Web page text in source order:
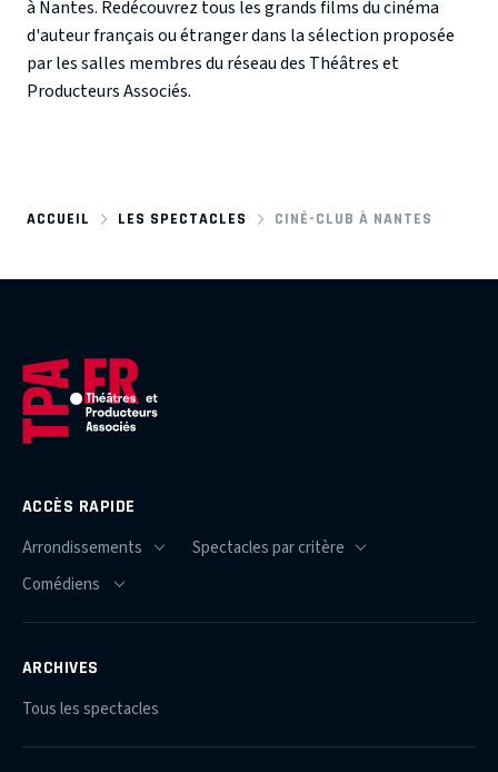
à Nantes. Redécouvrez tous les grands films du cinéma
d'auteur français ou étranger dans la sélection proposée
par les salles membres du réseau des Théâtres et
Producteurs Associés.
ACCUEIL LES SPECTACLES CINÉ-CLUB À NANTES
ACCÈS RAPIDE
ARCHIVES
Tous les spectacles